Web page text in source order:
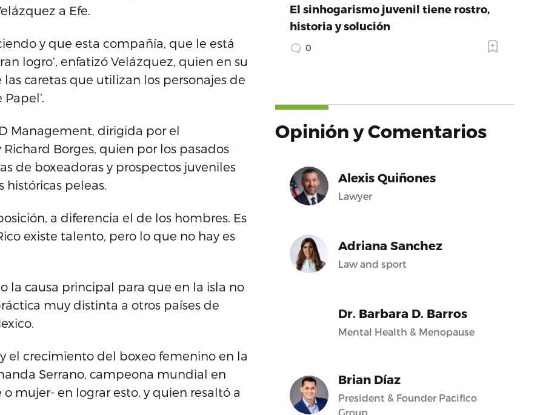
a Efe.
y que esta compañía, que le está
logro’, enfatizó Velázquez, quien en su
caretas que utilizan los personajes de
Management, dirigida por el
Borges, quien por los pasados
de boxeadoras y prospectos juveniles
históricas peleas.
a diferencia el de los hombres. Es
existe talento, pero lo que no hay es
la causa principal para que en la isla no
muy distinta a otros países de
el crecimiento del boxeo femenino en la
Serrano, campeona mundial en
mujer- en lograr esto, y quien resaltó a
El sinhogarismo juvenil tiene rostro,
historia y solución
0
Opinión y Comentarios
Alexis Quiñones
Lawyer
Adriana Sanchez
Law and sport
Dr. Barbara D. Barros
Mental Health & Menopause
Brian Díaz
President & Founder Pacifico
Group